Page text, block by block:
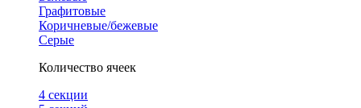
Графитовые
Коричневые/бежевые
Серые
Количество ячеек
4 cекции